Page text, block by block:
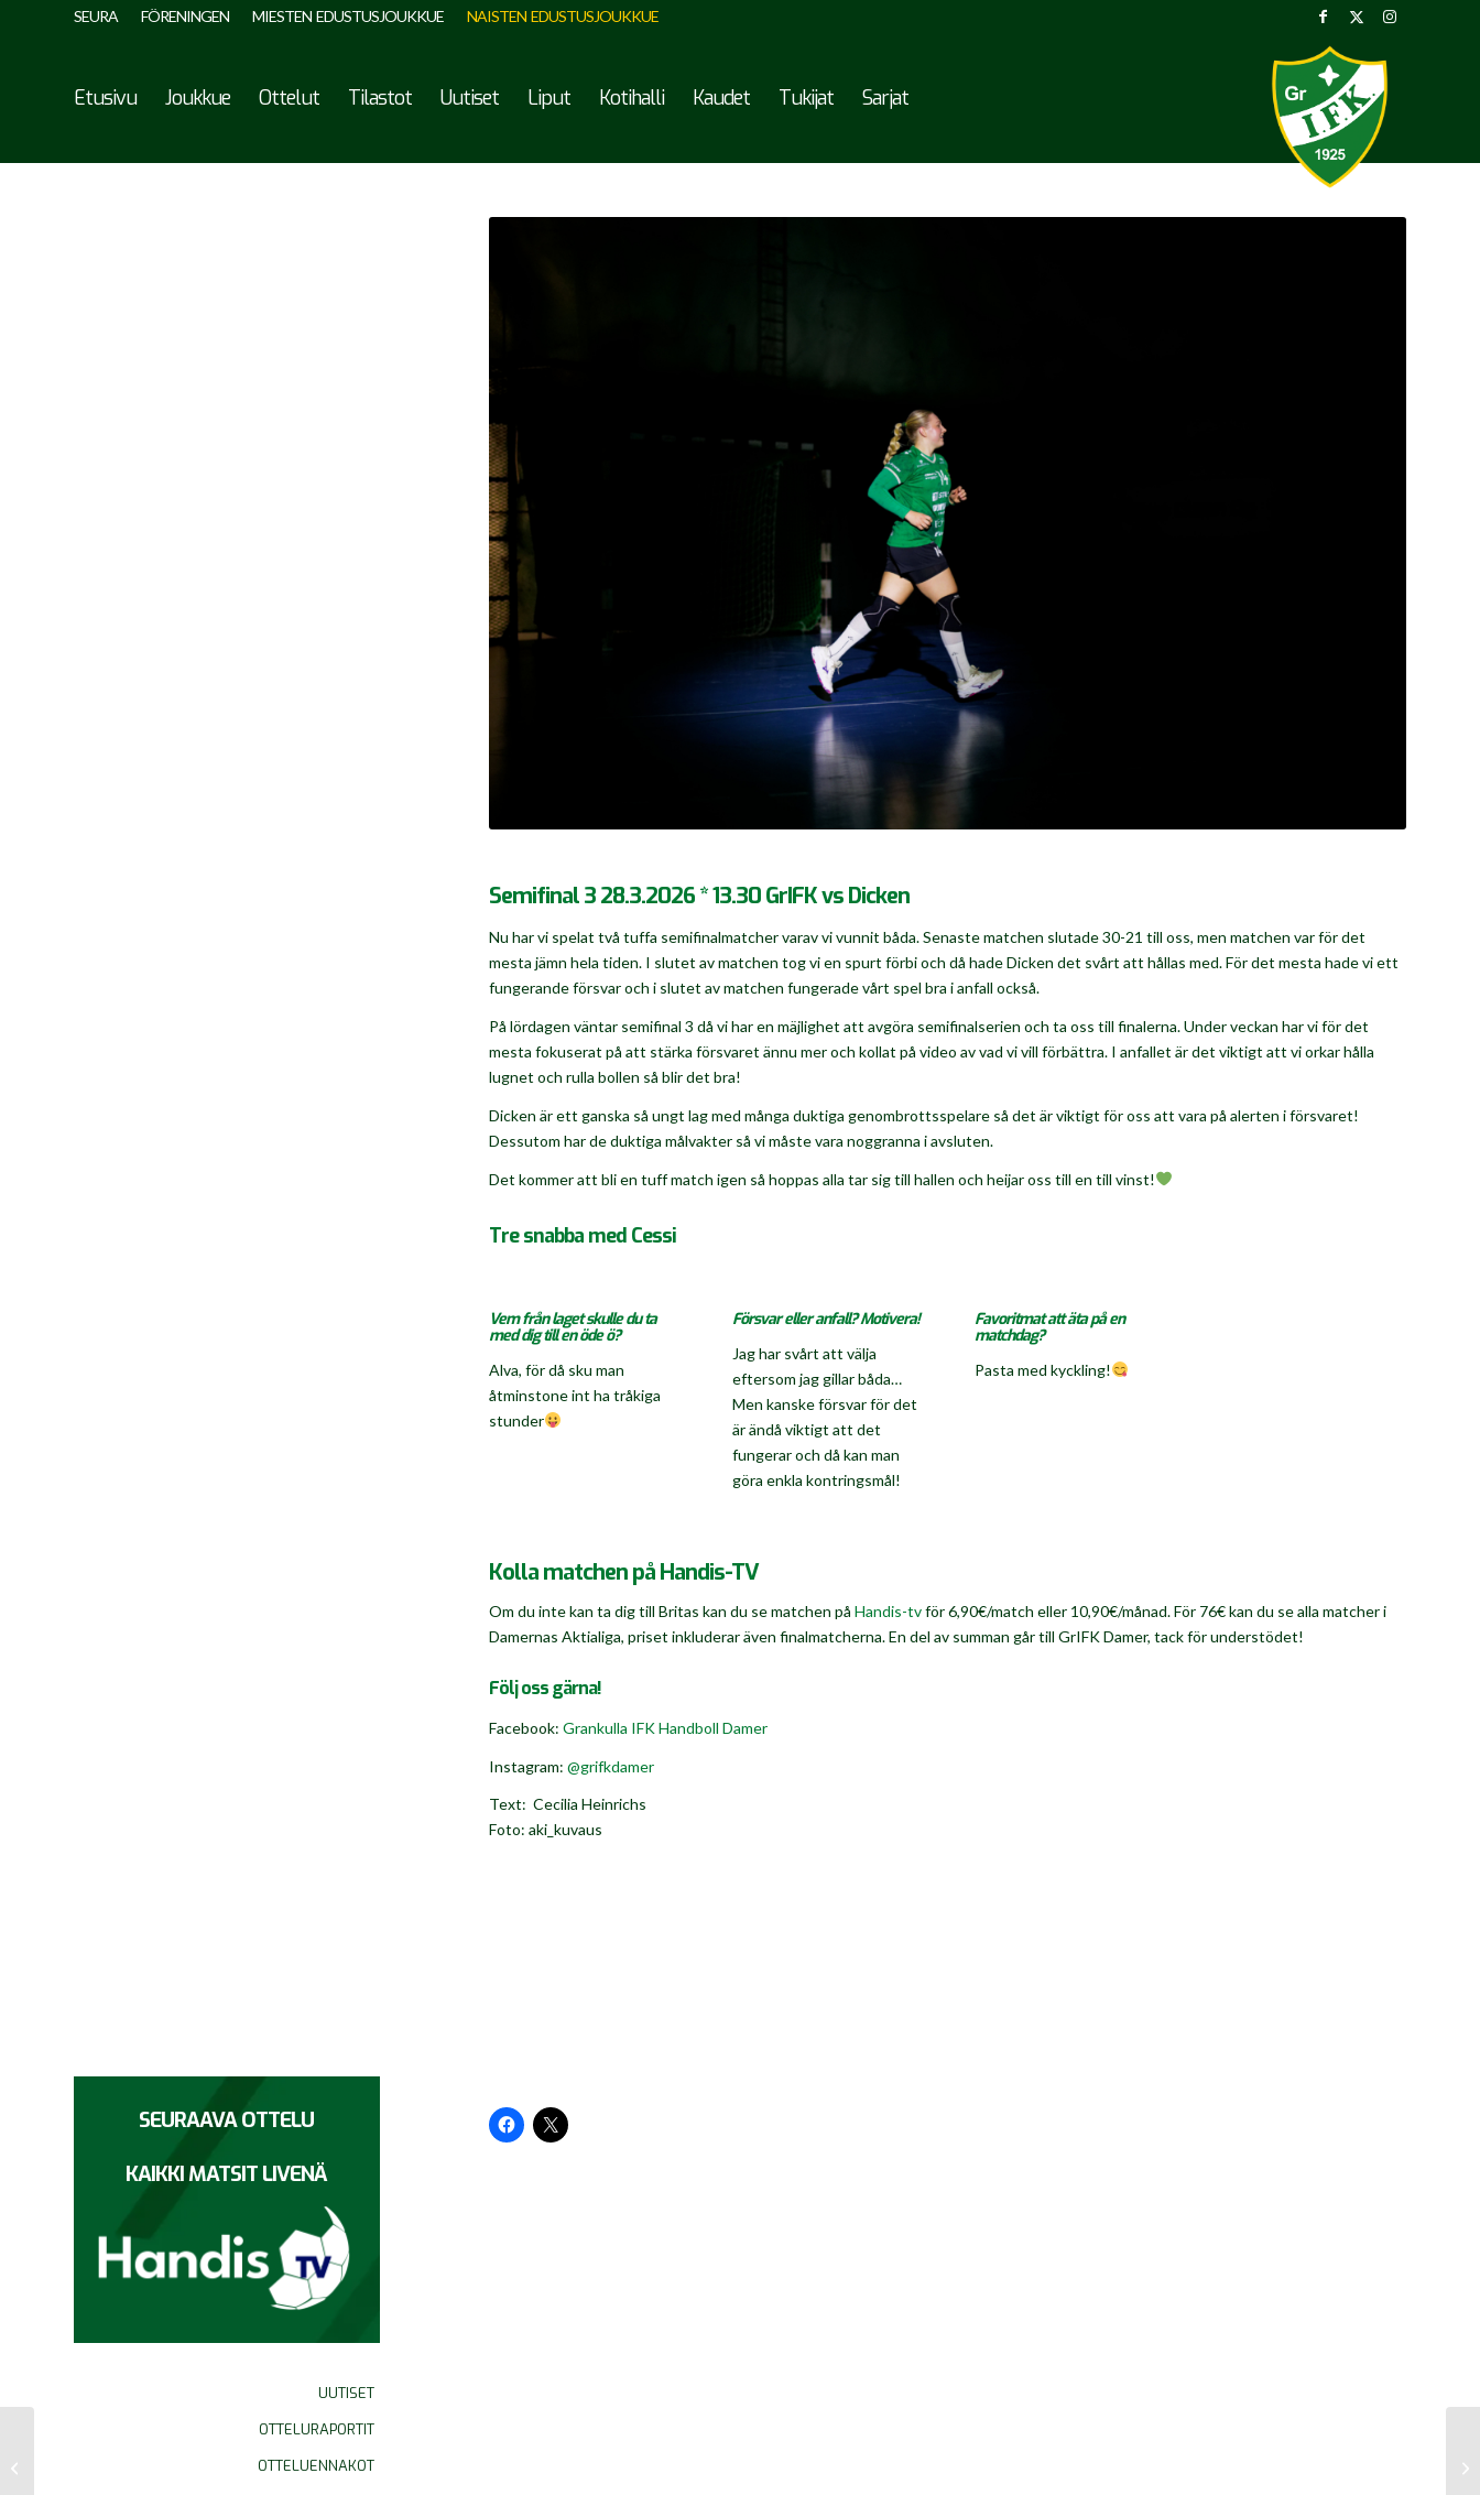
SEURA FÖRENINGEN MIESTEN EDUSTUSJOUKKUE NAISTEN EDUSTUSJOUKKUE
Etusivu Joukkue Ottelut Tilastot Uutiset Liput Kotihalli Kaudet Tukijat Sarjat
Semifinal 3 28.3.2026 * 13.30 GrIFK vs Dicken
Nu har vi spelat två tuffa semifinalmatcher varav vi vunnit båda. Senaste matchen slutade 30-21 till oss, men matchen var för det
mesta jämn hela tiden. I slutet av matchen tog vi en spurt förbi och då hade Dicken det svårt att hållas med. För det mesta hade vi ett
fungerande försvar och i slutet av matchen fungerade vårt spel bra i anfall också.
På lördagen väntar semifinal 3 då vi har en mäjlighet att avgöra semifinalserien och ta oss till finalerna. Under veckan har vi för det
mesta fokuserat på att stärka försvaret ännu mer och kollat på video av vad vi vill förbättra. I anfallet är det viktigt att vi orkar hålla
lugnet och rulla bollen så blir det bra!
Dicken är ett ganska så ungt lag med många duktiga genombrottsspelare så det är viktigt för oss att vara på alerten i försvaret!
Dessutom har de duktiga målvakter så vi måste vara noggranna i avsluten.
Det kommer att bli en tuff match igen så hoppas alla tar sig till hallen och heijar oss till en till vinst!
Tre snabba med Cessi
Vem från laget skulle du ta
med dig till en öde ö?
Alva, för då sku man
åtminstone int ha tråkiga
stunder
Försvar eller anfall? Motivera!
Jag har svårt att välja
eftersom jag gillar båda…
Men kanske försvar för det
är ändå viktigt att det
fungerar och då kan man
göra enkla kontringsmål!
Favoritmat att äta på en
matchdag?
Pasta med kyckling!
Kolla matchen på Handis-TV
Om du inte kan ta dig till Britas kan du se matchen på Handis-tvför 6,90€/match eller 10,90€/månad. För 76€ kan du se alla matcher i
Damernas Aktialiga, priset inkluderar även finalmatcherna. En del av summan går till GrIFK Damer, tack för understödet!
Följ oss gärna!
Facebook: Grankulla IFK Handboll Damer
Instagram: @grifkdamer
Text: Cecilia Heinrichs
Foto: aki_kuvaus
SEURAAVA OTTELU
KAIKKI MATSIT LIVENÄ
UUTISET
OTTELURAPORTIT
OTTELUENNAKOT